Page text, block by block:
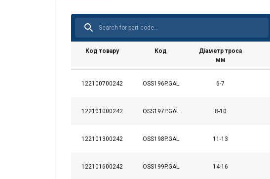
Код товару Код
Діаметр троса
мм
122100700242 OSS196P.GAL 6-7
122101000242 OSS197P.GAL 8-10
122101300242 OSS198P.GAL 11-13
122101600242 OSS199P.GAL 14-16